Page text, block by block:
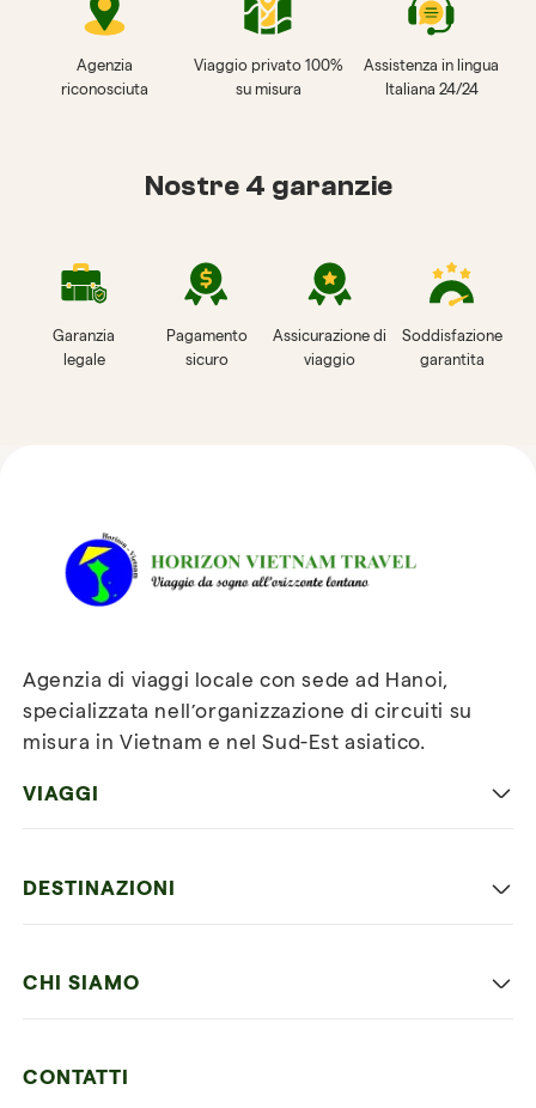
Agenzia
riconosciuta
Viaggio privato 100%
su misura
Assistenza in lingua
Italiana 24/24
Nostre 4 garanzie
Garanzia
legale
Pagamento
sicuro
Assicurazione di
viaggio
Soddisfazione
garantita
Vietnam Travel
Agenzia di viaggi locale con sede ad Hanoi,
specializzata nell’organizzazione di circuiti su
misura in Vietnam e nel Sud-Est asiatico.
VIAGGI
Vietnam e Cambogia
DESTINAZIONI
CHI SIAMO
CONTATTI